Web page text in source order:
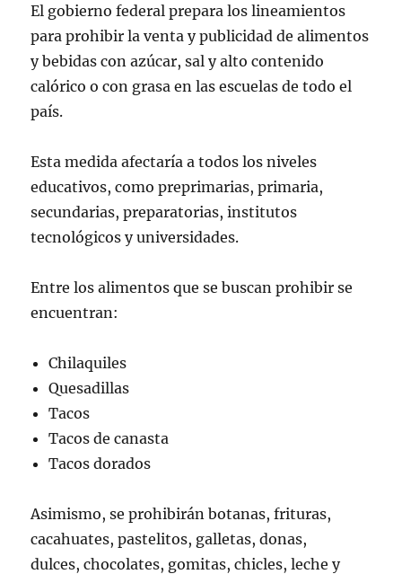
El gobierno federal prepara los lineamientos
para prohibir la venta y publicidad de alimentos
y bebidas con azúcar, sal y alto contenido
calórico o con grasa en las escuelas de todo el
país.
Esta medida afectaría a todos los niveles
educativos, como preprimarias, primaria,
secundarias, preparatorias, institutos
tecnológicos y universidades.
Entre los alimentos que se buscan prohibir se
encuentran:
Chilaquiles
Quesadillas
Tacos
Tacos de canasta
Tacos dorados
Asimismo, se prohibirán botanas, frituras,
cacahuates, pastelitos, galletas, donas,
dulces, chocolates, gomitas, chicles, leche y